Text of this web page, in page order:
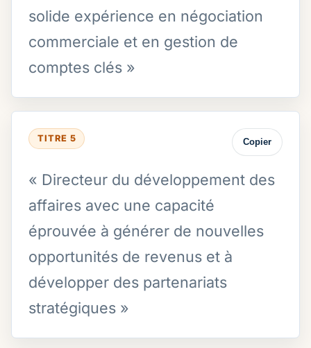
solide expérience en négociation
commerciale et en gestion de
comptes clés »
TITRE 5 Copier
« Directeur du développement des
affaires avec une capacité
éprouvée à générer de nouvelles
opportunités de revenus et à
développer des partenariats
stratégiques »